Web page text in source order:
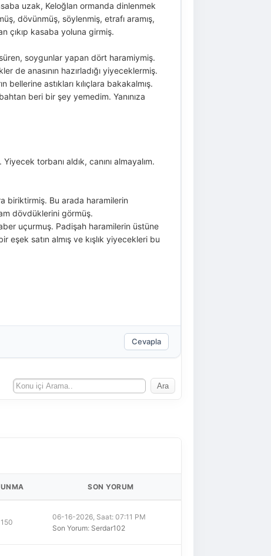
uzak, Keloğlan ormanda dinlenmek
dövünmüş, söylenmiş, etrafı aramış,
çıkıp kasaba yoluna girmiş.
soygunlar yapan dört haramiymiş.
de anasının hazırladığı yiyeceklermiş.
bellerine astıkları kılıçlara bakakalmış.
beri bir şey yemedim. Yanınıza
torbanı aldık, canını almayalım.
biriktirmiş. Bu arada haramilerin
dövdüklerini görmüş.
uçurmuş. Padişah haramilerin üstüne
satın almış ve kışlık yiyecekleri bu
Cevapla
SON YORUM
150
06-16-2026, Saat: 07:11 PM
Son Yorum: Serdar102